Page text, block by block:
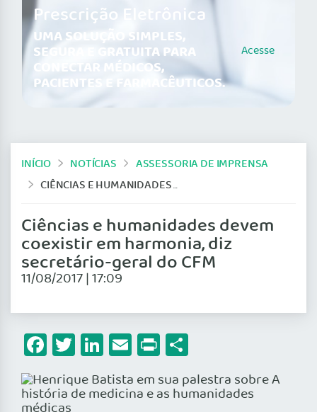
Prescrição Eletrônica
UMA SOLUÇÃO SIMPLES,
SEGURA E GRATUITA PARA
CONECTAR MÉDICOS,
PACIENTES E FARMACÊUTICOS.
Acesse
INÍCIO NOTÍCIAS
ASSESSORIA DE IMPRENSA
CIÊNCIAS E HUMANIDADES DEVEM COEXISTIR EM HARMONIA, DIZ SECRETÁRIO-GERAL DO CFM
Ciências e humanidades devem
coexistir em harmonia, diz
secretário-geral do CFM
11/08/2017 | 17:09
Facebook
Twitter
LinkedIn
Email
Print